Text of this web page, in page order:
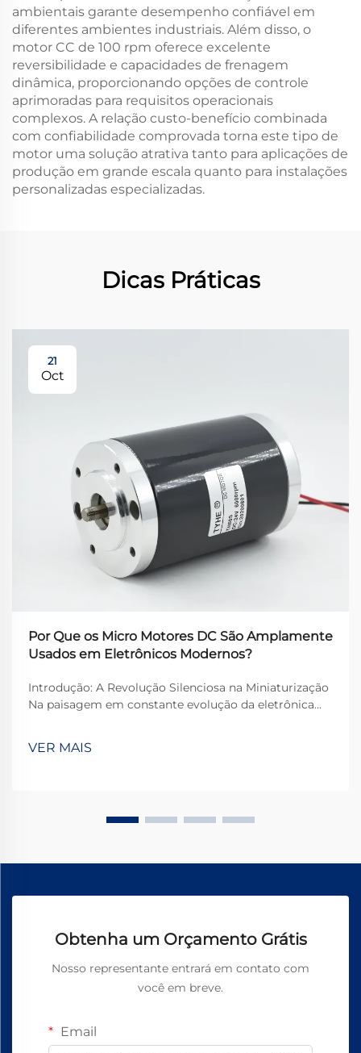
ambientais garante desempenho confiável em
diferentes ambientes industriais. Além disso, o
motor CC de 100 rpm oferece excelente
reversibilidade e capacidades de frenagem
dinâmica, proporcionando opções de controle
aprimoradas para requisitos operacionais
complexos. A relação custo-benefício combinada
com confiabilidade comprovada torna este tipo de
motor uma solução atrativa tanto para aplicações de
produção em grande escala quanto para instalações
personalizadas especializadas.
Dicas Práticas
21
Oct
Por Que os Micro Motores DC São Amplamente
Usados em Eletrônicos Modernos?
Introdução: A Revolução Silenciosa na Miniaturização
Na paisagem em constante evolução da eletrônica
interações tecnológicas diárias. Da vibração sutil em
VER MAIS
Obtenha um Orçamento Grátis
Nosso representante entrará em contato com
você em breve.
Email